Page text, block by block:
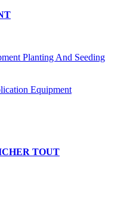
Planting And Seeding
Equipment
TOUT